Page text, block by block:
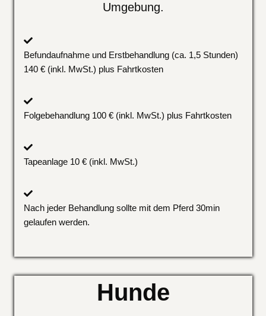
Umgebung.
Befundaufnahme und Erstbehandlung (ca. 1,5 Stunden)
140 € (inkl. MwSt.) plus Fahrtkosten
Folgebehandlung 100 € (inkl. MwSt.) plus Fahrtkosten
Tapeanlage 10 € (inkl. MwSt.)
Nach jeder Behandlung sollte mit dem Pferd 30min
gelaufen werden.
Hunde